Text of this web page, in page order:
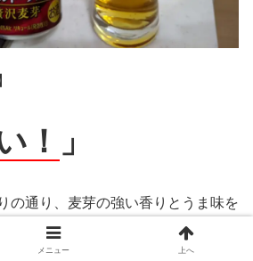
！ 」
の通り、麦芽の強い香りとうま味を
メニュー 上へ